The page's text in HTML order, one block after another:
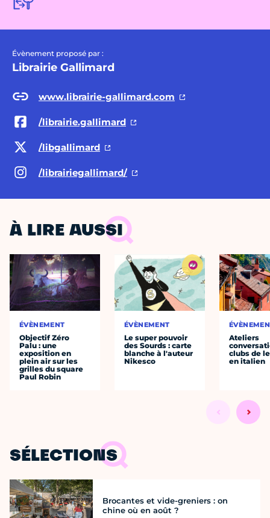
Évènement proposé par :
Librairie Gallimard
www.librairie-gallimard.com
/librairie.gallimard
/libgallimard
/librairiegallimard/
À LIRE AUSSI
ÉVÈNEMENT
Objectif Zéro
Palu : une
exposition en
plein air sur les
grilles du square
Paul Robin
ÉVÈNEMENT
Le super pouvoir
des Sourds : carte
blanche à l'auteur
Nikesco
Ateliers
clubs de
en italien
SÉLECTIONS
Brocantes et vide-greniers : on
chine où en août ?